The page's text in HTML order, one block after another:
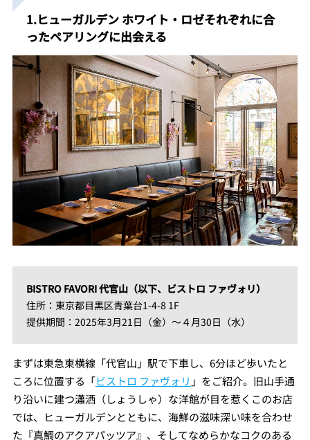
1.ヒューガルデン ホワイト・ロゼそれぞれに合
ったペアリングに出会える
BISTRO FAVORI 代官山（以下、ビストロ ファヴォリ）
住所：東京都目黒区青葉台1-4-8 1F
提供期間：2025年3月21日（金）〜４月30日（水）
まずは東急東横線「代官山」駅で下車し、6分ほど歩いたと
ころに位置する「ビストロ ファヴォリ 」をご紹介。旧山手通
り沿いに建つ瀟洒（しょうしゃ）な洋館が目を惹くこのお店
では、ヒューガルデンとともに、海鮮の滋味深い味を合わせ
た『真鯛のアクアパッツア』、そしてなめらかなコクのある